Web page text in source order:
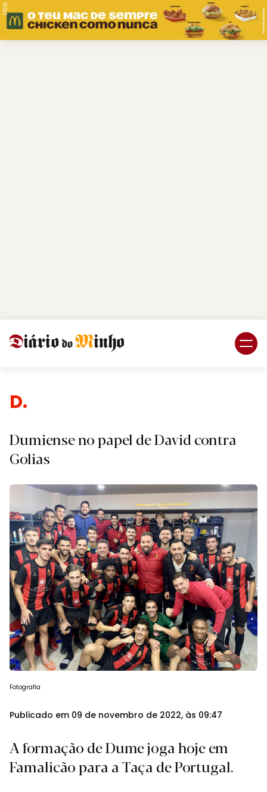
PUB.
Desp
Dumiense no papel de David contra
Golias
Fotografia
Publicado em 09 de novembro de 2022, às 09:47
A formação de Dume joga hoje em
Famalicão para a Taça de Portugal.